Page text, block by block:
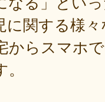
に関する様
からスマホ